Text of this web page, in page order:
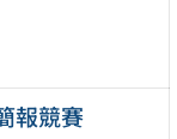
報競賽